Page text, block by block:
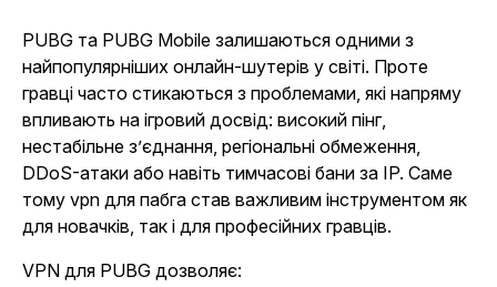
PUBG та PUBG Mobile залишаються одними з
найпопулярніших онлайн-шутерів у світі. Проте
гравці часто стикаються з проблемами, які напряму
впливають на ігровий досвід: високий пінг,
нестабільне з’єднання, регіональні обмеження,
DDoS-атаки або навіть тимчасові бани за IP. Саме
тому vpn для пабга став важливим інструментом як
для новачків, так і для професійних гравців.
VPN для PUBG дозволяє: